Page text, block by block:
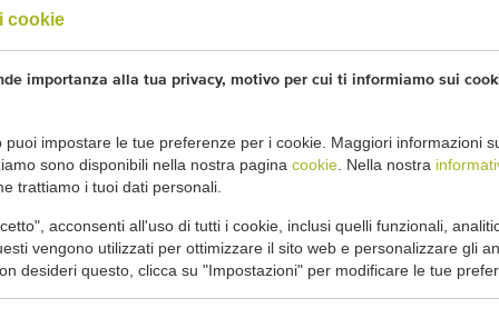
cookie
importanza alla tua privacy, motivo per cui ti informiamo sui
puoi impostare le tue preferenze per i cookie. Maggiori informazioni
sono disponibili nella nostra pagina cookie . Nella nostra
trattiamo i tuoi dati personali.
acconsenti all'uso di tutti i cookie, inclusi quelli funzionali,
vengono utilizzati per ottimizzare il sito web e personalizzare gli
desideri questo, clicca su "Impostazioni" per modificare le tue
trasportatore di piante in vaso Heto con velocità
trasportatore per piante in vaso Heto da 44,8 metri
per piante in vaso contiene:
metri
(velocità regolabile)
cm